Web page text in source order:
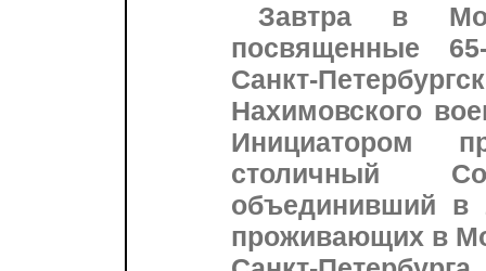
Завтра в
посвященные
Санкт-
Нахимовского
Инициатором
столичный
объединивший в
проживающих в